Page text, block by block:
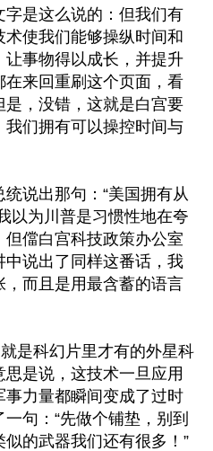
是这么说的：但我们有
使我们能够操纵时间和
事物得以成长，并提升
来回重刷这个页面，看
，没错，这就是白宫要
们拥有可以操控时间与
说出那句：“美国拥有从
以为川普是习惯性地在夸
儅白宫科技政策办公室
说出了同样这番话，我
而且是用最含蓄的语言
是科幻片里才有的外星科
是说，这技术一旦应用
力量都瞬间变成了过时
句：“先做个铺垫，别到
的武器我们还有很多！”